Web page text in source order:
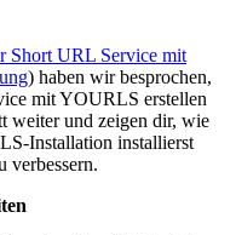
Short URL Service mit
) haben wir besprochen,
mit YOURLS erstellen
weiter und zeigen dir, wie
Installation installierst
verbessern.